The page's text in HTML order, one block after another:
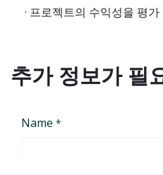
· 프로젝트의 수익성을 평가
추가 정보가 필